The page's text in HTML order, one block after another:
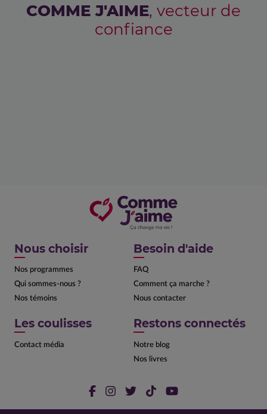
COMME J'AIME, vecteur de
confiance
Nous choisir
Nos programmes
Qui sommes-nous ?
Nos témoins
Besoin d'aide
FAQ
Comment ça marche ?
Nous contacter
Les coulisses
Contact média
Restons connectés
Notre blog
Nos livres